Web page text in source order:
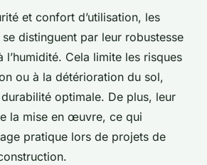
et confort d’utilisation, les
distinguent par leur robustesse
l’humidité. Cela limite les risques
ou à la détérioration du sol,
optimale. De plus, leur
la mise en œuvre, ce qui
pratique lors de projets de